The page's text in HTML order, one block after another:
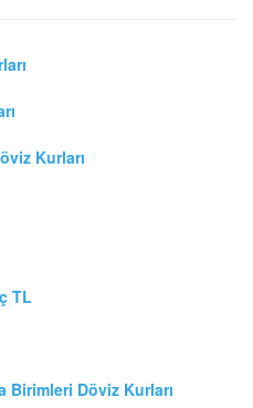
Kurları
TL
Birimleri Döviz Kurları